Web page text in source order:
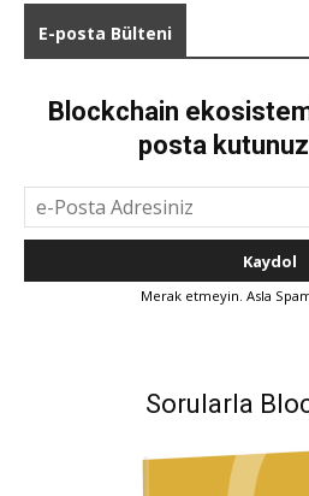
E-posta Bülteni
Blockchain
posta
Merak etmeyin. Asla
Sorularla